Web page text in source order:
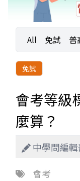
All 免試 普
運動
免試
會考等級
麼算？
中學問編輯
會考